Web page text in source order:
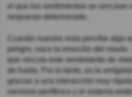
el que los sentimientos se vinculan
respuesta determinado.
Cuando nuestra vista percibe algo
peligro, nace la emoción del
que vincula este sentimiento de
de huida. Por lo tanto, es la
gracias a una interacción muy
nervioso periférico y el sistema